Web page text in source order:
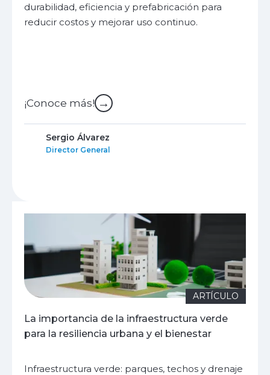
durabilidad, eficiencia y prefabricación para
reducir costos y mejorar uso continuo.
¡Conoce más! →
Sergio Álvarez
Director General
ARTÍCULO
La importancia de la infraestructura verde
para la resiliencia urbana y el bienestar
Infraestructura verde: parques, techos y drenaje